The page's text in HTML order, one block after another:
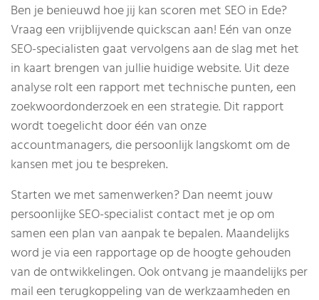
Ben je benieuwd hoe jij kan scoren met SEO in Ede?
Vraag een vrijblijvende quickscan aan! Eén van onze
SEO-specialisten gaat vervolgens aan de slag met het
in kaart brengen van jullie huidige website. Uit deze
analyse rolt een rapport met technische punten, een
zoekwoordonderzoek en een strategie. Dit rapport
wordt toegelicht door één van onze
accountmanagers, die persoonlijk langskomt om de
kansen met jou te bespreken.
Starten we met samenwerken? Dan neemt jouw
persoonlijke SEO-specialist contact met je op om
samen een plan van aanpak te bepalen. Maandelijks
word je via een rapportage op de hoogte gehouden
van de ontwikkelingen. Ook ontvang je maandelijks per
mail een terugkoppeling van de werkzaamheden en